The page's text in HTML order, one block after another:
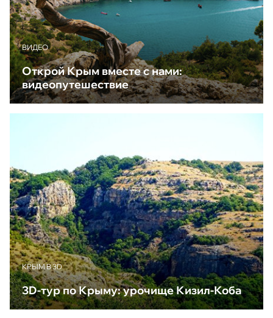
ВИДЕО
Открой Крым вместе с нами:
видеопутешествие
КРЫМ В 3D
3D-тур по Крыму: урочище Кизил-Коба